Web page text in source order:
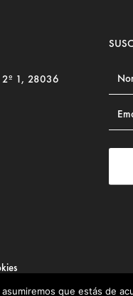
2º 1, 28036
que estás de